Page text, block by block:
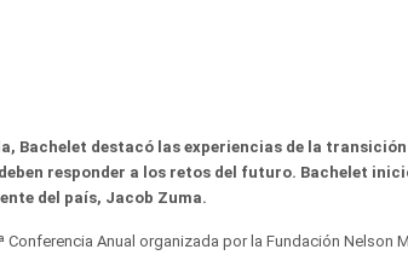
Bachelet destacó las experiencias de la
responder a los retos del futuro. Bachelet
del país, Jacob Zuma.
Anual organizada por la Fundación Nelson